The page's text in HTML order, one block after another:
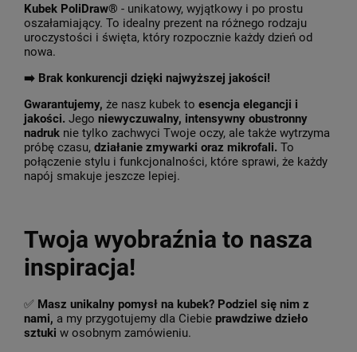
Kubek PoliDraw® - unikatowy, wyjątkowy i po prostu
oszałamiający. To idealny prezent na różnego rodzaju
uroczystości i święta, który rozpocznie każdy dzień od
nowa.
➡️ Brak konkurencji dzięki najwyższej jakości!
Gwarantujemy, że nasz kubek to esencja elegancji i
jakości. Jego niewyczuwalny, intensywny obustronny
nadruk nie tylko zachwyci Twoje oczy, ale także wytrzyma
próbę czasu, działanie zmywarki oraz mikrofali. To
połączenie stylu i funkcjonalności, które sprawi, że każdy
napój smakuje jeszcze lepiej.
Twoja wyobraźnia to nasza
inspiracja!
✅ Masz unikalny pomysł na kubek? Podziel się nim z
nami, a my przygotujemy dla Ciebie prawdziwe dzieło
sztuki w osobnym zamówieniu.